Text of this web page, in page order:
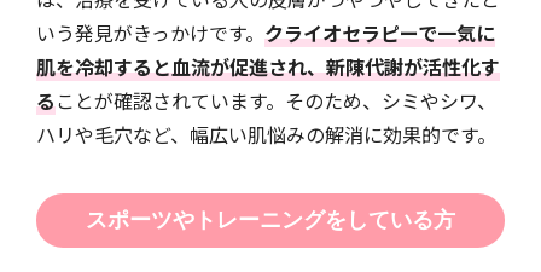
いう発見がきっかけです。 クライオセラピーで一気に
肌を冷却すると血流が促進され、新陳代謝が活性化す
ることが確認されています。そのため、シミやシワ、
ハリや毛穴など、幅広い肌悩みの解消に効果的です。
スポーツやトレーニングをしている方